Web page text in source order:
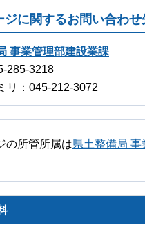
ジに関するお問い合わせ
事業管理部建設業課
285-3218
リ：045-212-3072
の所管所属は県土整備局